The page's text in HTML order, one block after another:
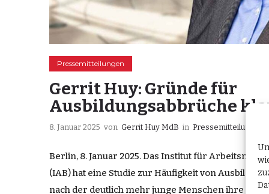
Pressemitteilungen
Gerrit Huy: Gründe für
Ausbildungsabbrüche
8. Januar 2025 von Gerrit Huy MdB in Pressemitteilungen
Berlin, 8. Januar 2025. Das Institut für
(IAB) hat eine Studie zur Häufigkeit von
nach der deutlich mehr junge Menschen ihre